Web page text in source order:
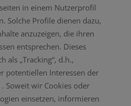
in einem Nutzerprofil
Solche Profile dienen dazu,
anzuzeigen, die ihren
entsprechen. Dieses
als „Tracking“, d.h.,
potentiellen Interessen der
Soweit wir Cookies oder
einsetzen, informieren